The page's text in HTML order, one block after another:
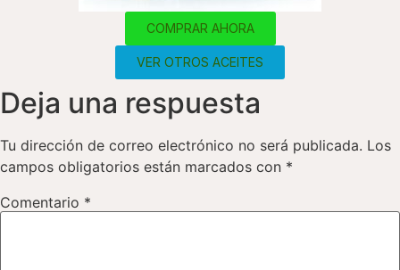
COMPRAR AHORA
VER OTROS ACEITES
Deja una respuesta
Tu dirección de correo electrónico no será publicada. Los
campos obligatorios están marcados con *
Comentario *